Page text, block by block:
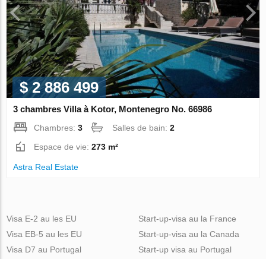
$ 2 886 499
3 chambres Villa à Kotor, Montenegro No. 66986
Chambres:3 Salles de bain:2
Espace de vie:273 m²
Astra Real Estate
Visa E-2 au les EU
Visa EB-5 au les EU
Visa D7 au Portugal
Start-up-visa au la France
Start-up-visa au la Canada
Start-up visa au Portugal